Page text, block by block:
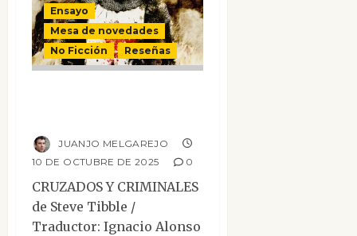
Ensayo
Mesa de novedades
No Ficción
Reseñas
JUANJO MELGAREJO
10 DE OCTUBRE DE 2025
0
CRUZADOS Y CRIMINALES
de Steve Tibble /
Traductor: Ignacio Alonso